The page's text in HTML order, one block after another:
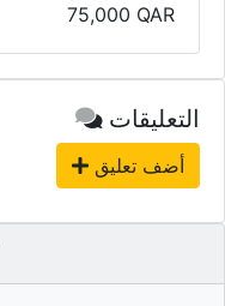
75,000 QAR
التعليقات
أضف تعليق